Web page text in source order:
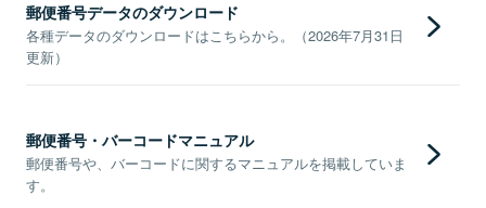
郵便番号データのダウンロード
各種データのダウンロードはこちらから。（2026年7月31日
更新）
郵便番号・バーコードマニュアル
郵便番号や、バーコードに関するマニュアルを掲載していま
す。